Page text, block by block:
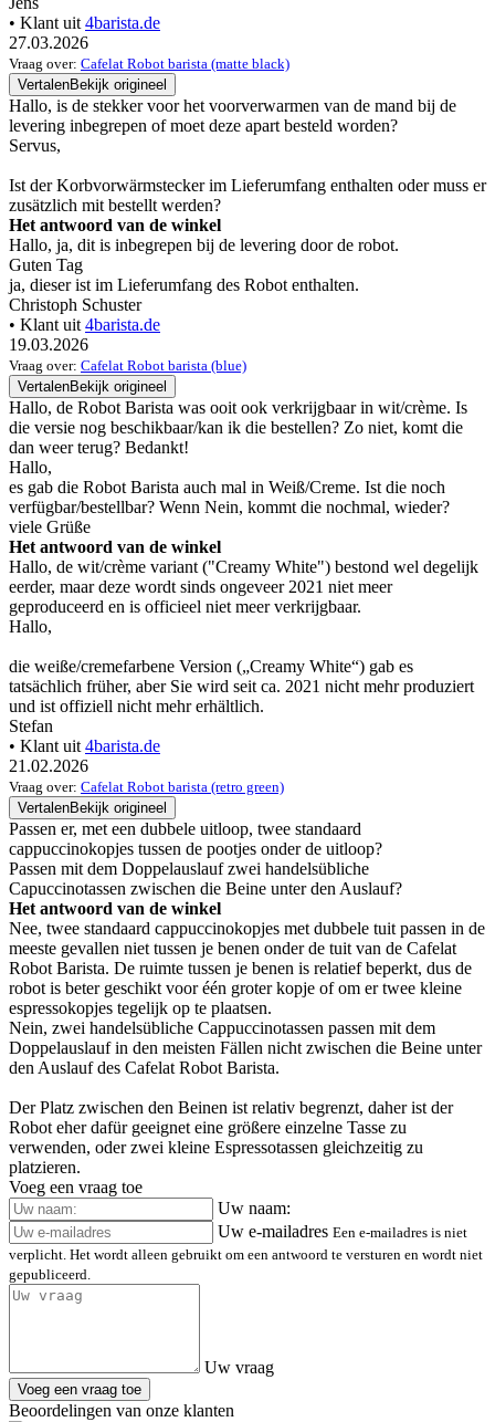
• Klant uit4barista.de
27.03.2026
Vraag over: Cafelat Robot barista (matte black)
VertalenBekijk origineel
Hallo, is de stekker voor het voorverwarmen van de mand bij de
levering inbegrepen of moet deze apart besteld worden?
Servus,
Ist der Korbvorwärmstecker im Lieferumfang enthalten oder muss er
zusätzlich mit bestellt werden?
Het antwoord van de winkel
Hallo, ja, dit is inbegrepen bij de levering door de robot.
Guten Tag
ja, dieser ist im Lieferumfang des Robot enthalten.
Christoph Schuster
• Klant uit4barista.de
19.03.2026
Vraag over: Cafelat Robot barista (blue)
VertalenBekijk origineel
Hallo, de Robot Barista was ooit ook verkrijgbaar in wit/crème. Is
die versie nog beschikbaar/kan ik die bestellen? Zo niet, komt die
dan weer terug? Bedankt!
Hallo,
es gab die Robot Barista auch mal in Weiß/Creme. Ist die noch
verfügbar/bestellbar? Wenn Nein, kommt die nochmal, wieder?
viele Grüße
Het antwoord van de winkel
Hallo, de wit/crème variant ("Creamy White") bestond wel degelijk
eerder, maar deze wordt sinds ongeveer 2021 niet meer
geproduceerd en is officieel niet meer verkrijgbaar.
Hallo,
die weiße/cremefarbene Version („Creamy White“) gab es
tatsächlich früher, aber Sie wird seit ca. 2021 nicht mehr produziert
und ist offiziell nicht mehr erhältlich.
Stefan
• Klant uit4barista.de
21.02.2026
Vraag over: Cafelat Robot barista (retro green)
VertalenBekijk origineel
Passen er, met een dubbele uitloop, twee standaard
cappuccinokopjes tussen de pootjes onder de uitloop?
Passen mit dem Doppelauslauf zwei handelsübliche
Capuccinotassen zwischen die Beine unter den Auslauf?
Het antwoord van de winkel
Nee, twee standaard cappuccinokopjes met dubbele tuit passen in de
meeste gevallen niet tussen je benen onder de tuit van de Cafelat
Robot Barista. De ruimte tussen je benen is relatief beperkt, dus de
robot is beter geschikt voor één groter kopje of om er twee kleine
espressokopjes tegelijk op te plaatsen.
Nein, zwei handelsübliche Cappuccinotassen passen mit dem
Doppelauslauf in den meisten Fällen nicht zwischen die Beine unter
den Auslauf des Cafelat Robot Barista.
Der Platz zwischen den Beinen ist relativ begrenzt, daher ist der
Robot eher dafür geeignet eine größere einzelne Tasse zu
verwenden, oder zwei kleine Espressotassen gleichzeitig zu
platzieren.
Voeg een vraag toe
Uw naam:
Uw e-mailadres Een e-mailadres is niet
verplicht. Het wordt alleen gebruikt om een antwoord te versturen en wordt niet
gepubliceerd.
Uw vraag
Voeg een vraag toe
Beoordelingen van onze klanten